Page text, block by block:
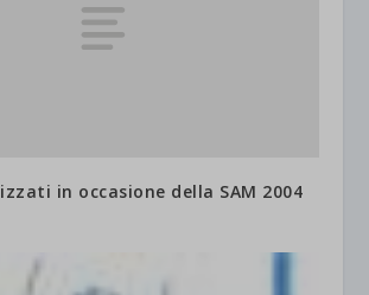
in occasione della SAM 2004